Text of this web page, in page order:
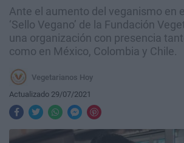
Ante el aumento del veganismo en
‘Sello Vegano’ de la Fundación
una organización con presencia
como en México, Colombia y Chile.
Vegetarianos Hoy
Actualizado 29/07/2021